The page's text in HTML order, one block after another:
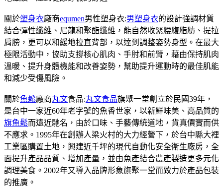
關於塑身衣廠商equmen男性塑身衣:男塑身衣的設計強調材質
結合彈性纖維、尼龍和聚酯纖維，能自然收緊腰腹脂肪、提拉
肩膀，更可以和緩地拉直背部，以達到調整姿勢身型。在最大
極限活動中，協助支撐核心肌肉、手肘和前臂，藉由保持肌肉
溫暖、提升身體機能和改善姿勢，幫助提升運動時的最佳肌能
和減少受傷風險。
關於魚鬆廠商丸文食品:丸文食品旗聚一堂創立於民國39年，
是台中一家近60年老字號的魚香世家，以新鮮味美、高品質的
旗魚鬆而遠近馳名，由於口味、手藝傳統道地，貨真價實而供
不應求。1995年在創辦人梁火村的大力經營下，於台中縣大裡
工業區購置土地，興建近千坪的現代自動化安全衛生廠房，全
面提升產品品質、增加產量，並由魚產結合農產製造更多元化
調理美食。2002年又導入品牌形象旗聚一堂而致力於產品包裝
的推廣。